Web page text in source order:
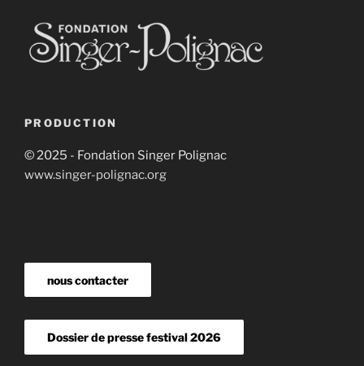
PRODUCTION
© 2025 - Fondation Singer Polignac
www.singer-polignac.org
nous contacter
Dossier de presse festival 2026